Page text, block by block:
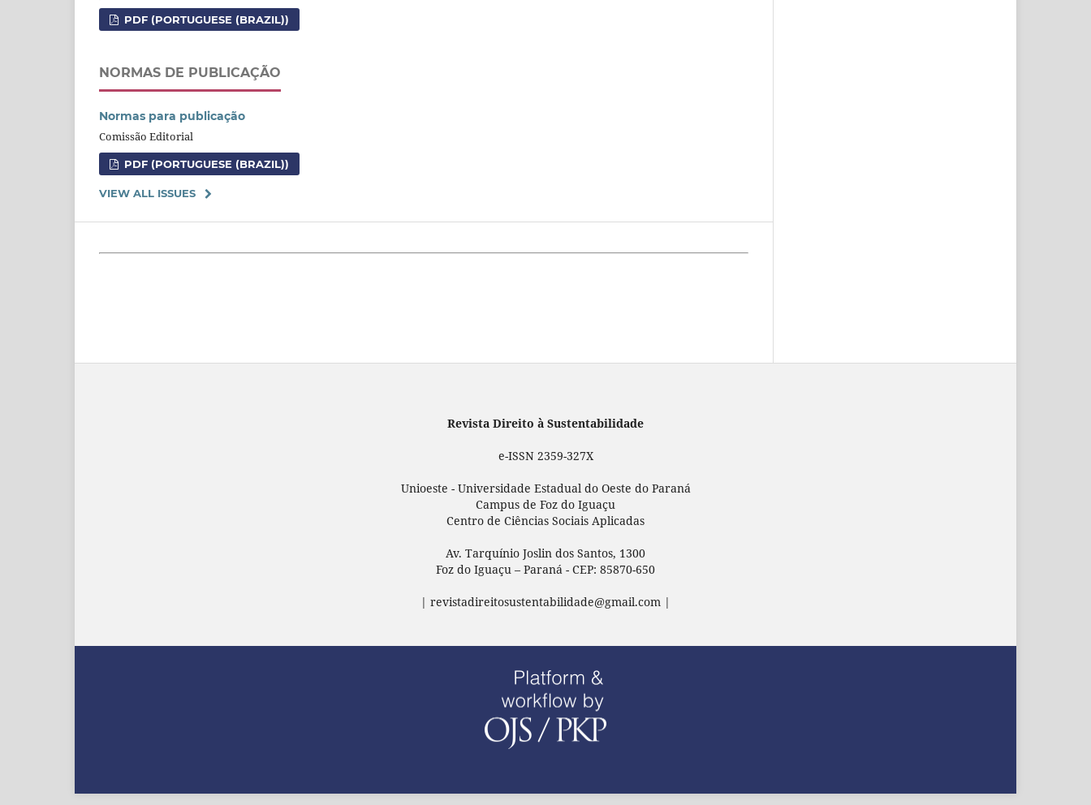
PDF (PORTUGUESE (BRAZIL))
NORMAS DE PUBLICAÇÃO
Normas para publicação
Comissão Editorial
PDF (PORTUGUESE (BRAZIL))
VIEW ALL ISSUES
Revista Direito à Sustentabilidade
e-ISSN 2359-327X
Unioeste - Universidade Estadual do Oeste do Paraná
Campus de Foz do Iguaçu
Centro de Ciências Sociais Aplicadas
Av. Tarquínio Joslin dos Santos, 1300
Foz do Iguaçu – Paraná - CEP: 85870-650
| revistadireitosustentabilidade@gmail.com |